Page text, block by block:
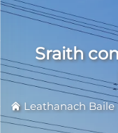
Sraith
Leathanach Baile